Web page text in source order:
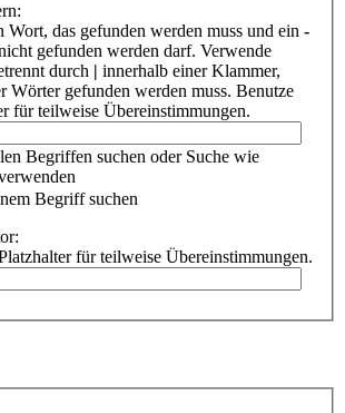
Wort, das gefunden werden muss und ein -
gefunden werden darf. Verwende
durch | innerhalb einer Klammer,
Wörter gefunden werden muss. Benutze
für teilweise Übereinstimmungen.
Begriffen suchen oder Suche wie
Begriff suchen
für teilweise Übereinstimmungen.